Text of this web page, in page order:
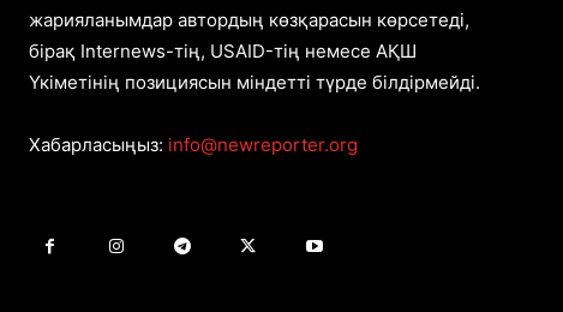
жарияланымдар автордың көзқарасын көрсетеді,
бірақ Internews-тің, USAID-тің немесе АҚШ
Үкіметінің позициясын міндетті түрде білдірмейді.
Хабарласыңыз: info@newreporter.org